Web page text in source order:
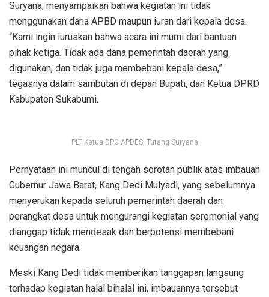
Suryana, menyampaikan bahwa kegiatan ini tidak
menggunakan dana APBD maupun iuran dari kepala desa.
“Kami ingin luruskan bahwa acara ini murni dari bantuan
pihak ketiga. Tidak ada dana pemerintah daerah yang
digunakan, dan tidak juga membebani kepala desa,”
tegasnya dalam sambutan di depan Bupati, dan Ketua DPRD
Kabupaten Sukabumi.
PLT Ketua DPC APDESI Tutang Suryana
Pernyataan ini muncul di tengah sorotan publik atas imbauan
Gubernur Jawa Barat, Kang Dedi Mulyadi, yang sebelumnya
menyerukan kepada seluruh pemerintah daerah dan
perangkat desa untuk mengurangi kegiatan seremonial yang
dianggap tidak mendesak dan berpotensi membebani
keuangan negara.
Meski Kang Dedi tidak memberikan tanggapan langsung
terhadap kegiatan halal bihalal ini, imbauannya tersebut